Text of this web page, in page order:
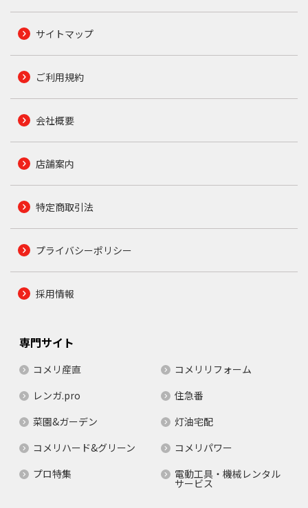
サイトマップ
ご利用規約
会社概要
店舗案内
特定商取引法
プライバシーポリシー
採用情報
専門サイト
コメリ産直
コメリリフォーム
レンガ.pro
住急番
菜園&ガーデン
灯油宅配
コメリハード&グリーン
コメリパワー
プロ特集
電動工具・機械レンタル
サービス